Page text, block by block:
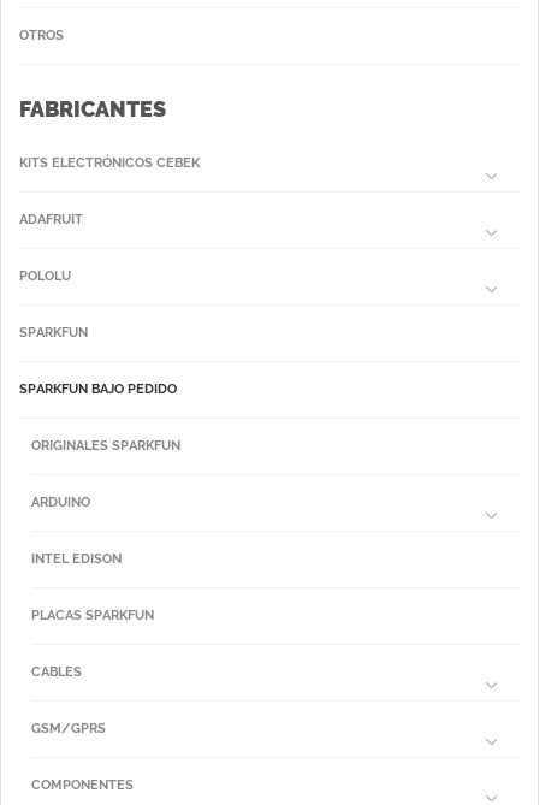
OTROS
FABRICANTES
KITS ELECTRÓNICOS CEBEK
ADAFRUIT
POLOLU
SPARKFUN
SPARKFUN BAJO PEDIDO
ORIGINALES SPARKFUN
ARDUINO
INTEL EDISON
PLACAS SPARKFUN
CABLES
GSM/GPRS
COMPONENTES